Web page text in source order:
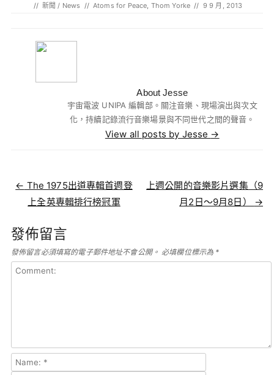
// 新聞 / News // Atoms for Peace, Thom Yorke // 9 9 月, 2013
About Jesse
宇宙電波 UNIPA 編輯部。關注音樂、現場演出與次文
化，持續記錄流行音樂場景與不同世代之間的聲音。
View all posts by Jesse →
Post navigation
← The 1975出道專輯首週登
上全英專輯排行榜冠軍
上週公開的音樂影片選集（9
月2日～9月8日） →
發佈留言
發佈留言必須填寫的電子郵件地址不會公開。 必填欄位標示為 *